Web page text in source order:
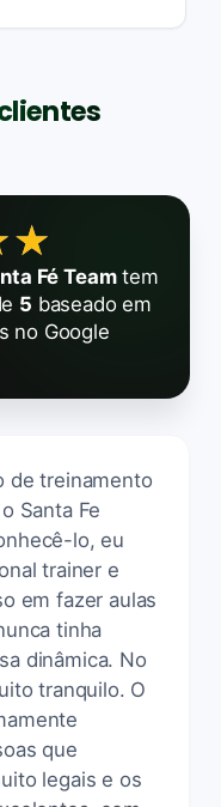
Fé Teamtem
5 baseado em
no Google
de treinamento
Santa Fe
lo, eu
trainer e
em fazer aulas
tinha
dinâmica. No
tranquilo. O
que
legais e os